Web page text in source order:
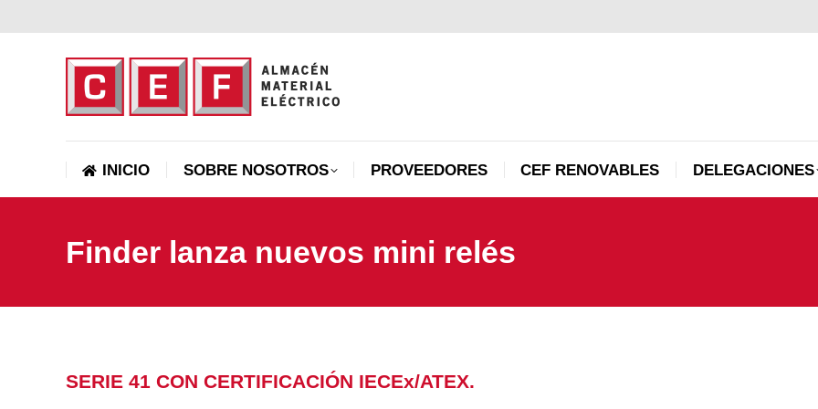
INICIO SOBRE NOSOTROS PROVEEDORES CEF RENOVABLES DELEGACIONES
Finder lanza nuevos mini relés
SERIE 41 CON CERTIFICACIÓN IECEx/ATEX.
INICIO SOBRE NOSOTROS PROVEEDORES CEF RENOVABLES